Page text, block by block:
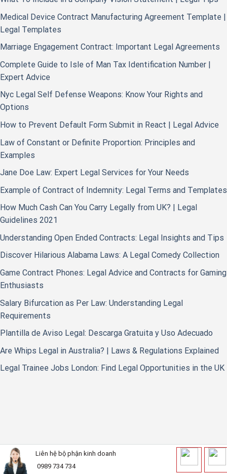
Liên hệ bộ phận kinh doanh
0989 734 734
Medical Device Contract Manufacturing Agreement Template |
Legal Templates
Marriage Engagement Contract: Important Legal Agreements
Complete Guide to Isle of Man Tax Identification Number |
Expert Advice
Nyc Legal Self Defense Weapons: Know Your Rights and
Options
How to Prevent Default Form Submit in React | Legal Advice
Law of Constant or Definite Proportion: Principles and
Examples
Jane Doe Law: Expert Legal Services for Your Needs
Example of Contract of Indemnity: Legal Terms and Templates
How Much Cash Can You Carry Legally from UK? | Legal
Guidelines 2021
Understanding Open Ended Contracts: Legal Insights and Tips
Discover Hilarious Alabama Laws: A Legal Comedy Collection
Game Contract Phones: Legal Advice and Contracts for Gaming
Enthusiasts
Salary Bifurcation as Per Law: Understanding Legal
Requirements
Plantilla de Aviso Legal: Descarga Gratuita y Uso Adecuado
Are Whips Legal in Australia? | Laws & Regulations Explained
Legal Trainee Jobs London: Find Legal Opportunities in the UK